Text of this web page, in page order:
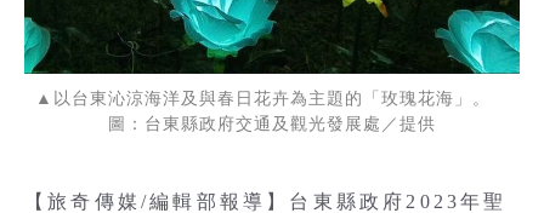
▲以台東沁涼海洋及與春日花卉為主題的「玫瑰花海」。
圖：台東縣政府交通及觀光發展處／提供
【旅奇傳媒/編輯部報導】台東縣政府2023年聖